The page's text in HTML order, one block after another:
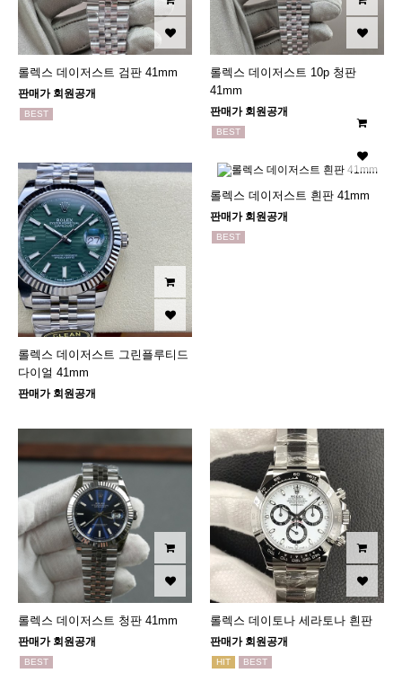
롤렉스 데이저스트 검판 41mm
판매가 회원공개
BEST
롤렉스 데이저스트 10p 청판
41mm
판매가 회원공개
BEST
롤렉스 데이저스트 그린플루티드
다이얼 41mm
판매가 회원공개
롤렉스 데이저스트 흰판 41mm
판매가 회원공개
BEST
롤렉스 데이저스트 청판 41mm
판매가 회원공개
BEST
롤렉스 데이토나 세라토나 흰판
판매가 회원공개
HIT BEST